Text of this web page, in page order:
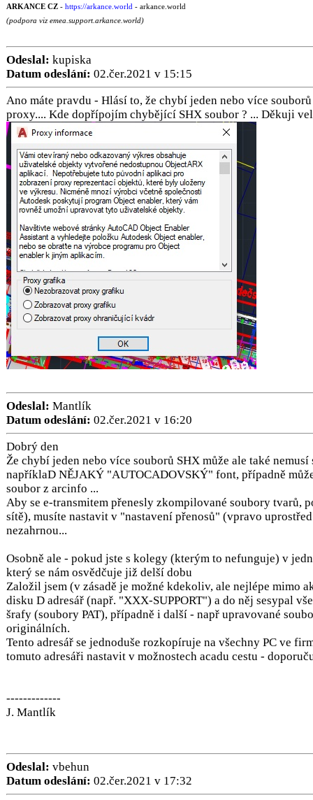
ARKANCE CZ - https://arkance.world - arkance.world
(podpora viz emea.support.arkance.world)
Odeslal: kupiska
Datum odeslání: 02.čer.2021 v 15:15
Ano máte pravdu - Hlásí to, že chybí jeden nebo více
proxy.... Kde dopřípojím chybějící SHX soubor ? ... Děkuji
Odeslal: Mantlík
Datum odeslání: 02.čer.2021 v 16:20
Dobrý den
Že chybí jeden nebo více souborů SHX může ale také
napříklaD NĚJAKÝ "AUTOCADOVSKÝ" font, případně
soubor z arcinfo ...
Aby se e-transmitem přenesly zkompilované soubory tvarů,
sítě), musíte nastavit v "nastavení přenosů" (vpravo
nezahrnou...
Osobně ale - pokud jste s kolegy (kterým to nefunguje) v
který se nám osvědčuje již delší dobu
Založil jsem (v zásadě je možné kdekoliv, ale nejlépe mimo
disku D adresář (např. "XXX-SUPPORT") a do něj sesypal
šrafy (soubory PAT), případně i další - např upravované
originálních.
Tento adresář se jednoduše rozkopíruje na všechny PC ve
tomuto adresáři nastavit v možnostech acadu cestu -
-------------
J. Mantlík
Odeslal: vbehun
Datum odeslání: 02.čer.2021 v 17:32